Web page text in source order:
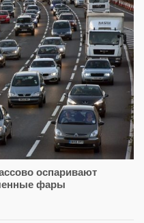
оспаривают
фары